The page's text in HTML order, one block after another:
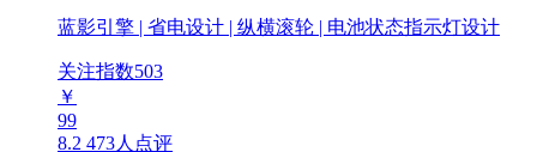
蓝影引擎 | 省电设计 | 纵横滚轮 | 电池状态指示灯设计
关注指数503
￥
99
8.2 473人点评